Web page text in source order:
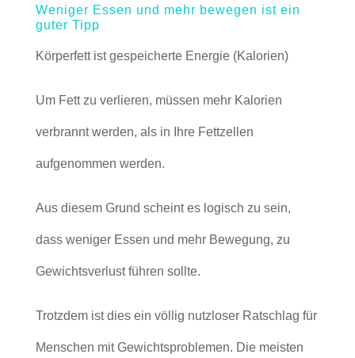
Weniger Essen und mehr bewegen ist ein
guter Tipp
Körperfett ist gespeicherte Energie (Kalorien)
Um Fett zu verlieren, müssen mehr Kalorien
verbrannt werden, als in Ihre Fettzellen
aufgenommen werden.
Aus diesem Grund scheint es logisch zu sein,
dass weniger Essen und mehr Bewegung, zu
Gewichtsverlust führen sollte.
Trotzdem ist dies ein völlig nutzloser Ratschlag für
Menschen mit Gewichtsproblemen. Die meisten